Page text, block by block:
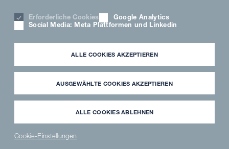
HINWEISGEBERSYSTEM
COOKIE EINSTELLUNGEN
NEWSLETTER
DOWNLOAD
Erforderliche Cookies
Google Analytics
Social Media: Meta Plattformen und Linkedin
ALLE COOKIES AKZEPTIEREN
AUSGEWÄHLTE COOKIES AKZEPTIEREN
ALLE COOKIES ABLEHNEN
Cookie-Einstellungen